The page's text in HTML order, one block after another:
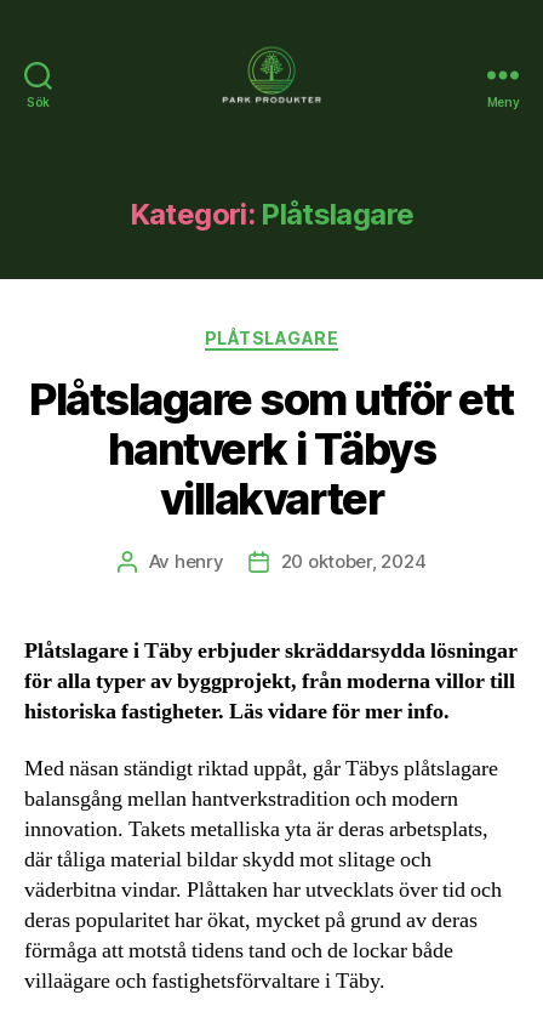
Sök Meny
Kategori: Plåtslagare
Kategorier
PLÅTSLAGARE
Plåtslagare som utför ett
hantverk i Täbys
villakvarter
Inläggsförfattare
Av henry Inläggsdatum
20 oktober, 2024
Plåtslagare i Täby erbjuder skräddarsydda lösningar
för alla typer av byggprojekt, från moderna villor till
historiska fastigheter. Läs vidare för mer info.
Med näsan ständigt riktad uppåt, går Täbys plåtslagare
balansgång mellan hantverkstradition och modern
innovation. Takets metalliska yta är deras arbetsplats,
där tåliga material bildar skydd mot slitage och
väderbitna vindar. Plåttaken har utvecklats över tid och
deras popularitet har ökat, mycket på grund av deras
förmåga att motstå tidens tand och de lockar både
villaägare och fastighetsförvaltare i Täby.